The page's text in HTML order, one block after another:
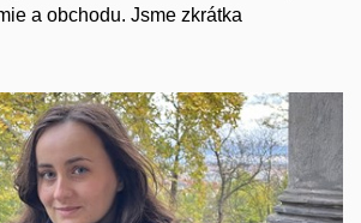
a obchodu. Jsme zkrátka